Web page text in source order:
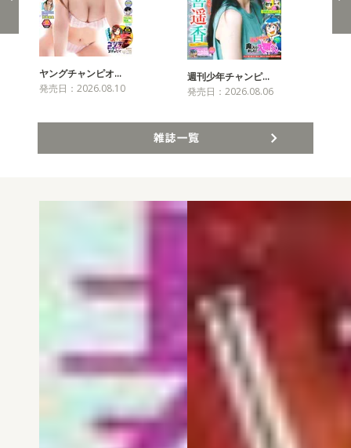
ヤングチャンピオ…
発売日：2026.08.10
週刊少年チャンピ…
発売日：2026.08.06